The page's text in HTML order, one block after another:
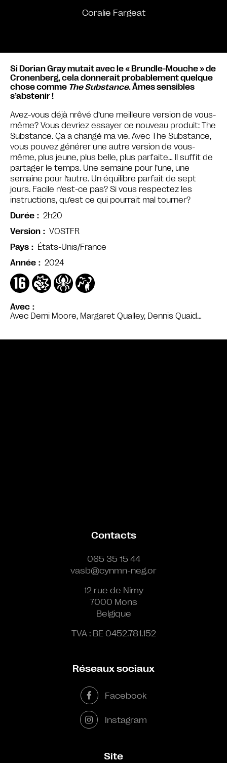
Coralie Fargeat
Avec
Avec Demi Moore, Margaret Qualley, Dennis Quaid…
Si Dorian Gray mutait avec le « Brundle-Mouche » de
Cronenberg, cela donnerait probablement quelque
chose comme The Substance. Âmes sensibles
s’abstenir !
Avez-vous déjà nrêvé d’une meilleure version de vous-
même? Vous devriez essayer ce nouveau produit: The
Substance. Ça a changé ma vie. Avec The Substance,
vous pouvez générer une autre version de vous-
même, plus jeune, plus belle, plus parfaite… Il suffit de
partager le temps. Une semaine pour l’une, une
semaine pour l’autre. Un équilibre parfait de sept
jours. Facile n’est-ce pas? Si vous respectez les
instructions, qu’est ce qui pourrait mal tourner?
Durée
2h20
Version
VOSTFR
Pays
États-Unis/France
Année
2024
Contacts
065 35 15 44
vasb@cynmn-neg.or
12 rue de Nimy
7000 Mons
Belgique
TVA : BE 0452.781.152
Réseaux sociaux
Facebook
Instagram
Site